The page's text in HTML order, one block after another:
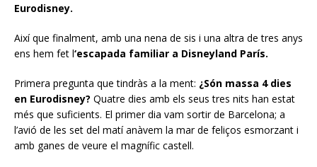
Eurodisney.
Així que finalment, amb una nena de sis i una altra de tres anys
ens hem fet l‘escapada familiar a Disneyland París.
Primera pregunta que tindràs a la ment: ¿Són massa 4 dies
en Eurodisney? Quatre dies amb els seus tres nits han estat
més que suficients. El primer dia vam sortir de Barcelona; a
l’avió de les set del matí anàvem la mar de feliços esmorzant i
amb ganes de veure el magnífic castell.